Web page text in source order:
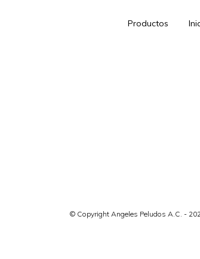
Productos
© Copyright Angeles Peludos A.C. -